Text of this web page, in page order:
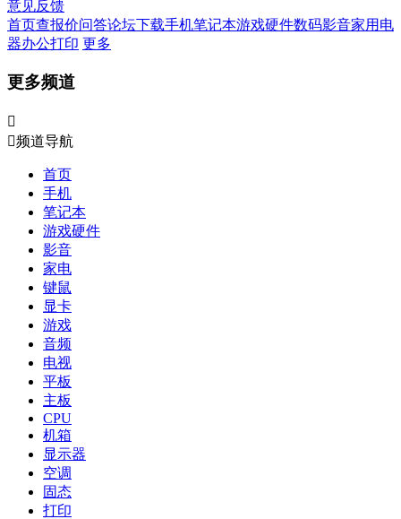
意见反馈
首页查报价问答论坛下载手机笔记本游戏硬件数码影音家用电
器办公打印 更多
更多频道

频道导航
首页
手机
笔记本
游戏硬件
影音
家电
键鼠
显卡
游戏
音频
电视
平板
主板
CPU
机箱
显示器
空调
固态
打印